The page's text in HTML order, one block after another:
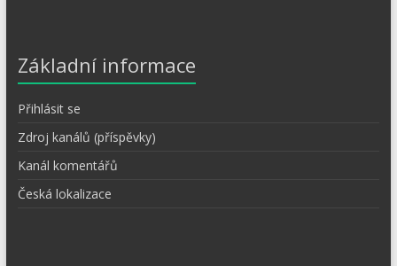
Základní informace
Přihlásit se
Zdroj kanálů (příspěvky)
Kanál komentářů
Česká lokalizace